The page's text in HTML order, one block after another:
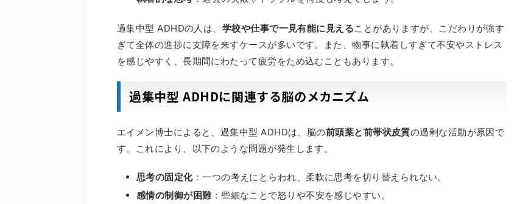
過集中型 ADHDの人は、 学校や仕事で一見有能に見えることがありますが、こだわりが強す
ぎて全体の進捗に支障を来すケースが多いです。また、物事に執着しすぎて不安やストレス
を感じやすく、長期間にわたって疲労をため込むこともあります。
過集中型 ADHDに関連する脳のメカニズム
エイメン博士によると、過集中型 ADHDは、脳の前頭葉と前帯状皮質の過剰な活動が原因で
す。これにより、以下のような問題が発生します。
思考の固定化：一つの考えにとらわれ、柔軟に思考を切り替えられない。
感情の制御が困難：些細なことで怒りや不安を感じやすい。